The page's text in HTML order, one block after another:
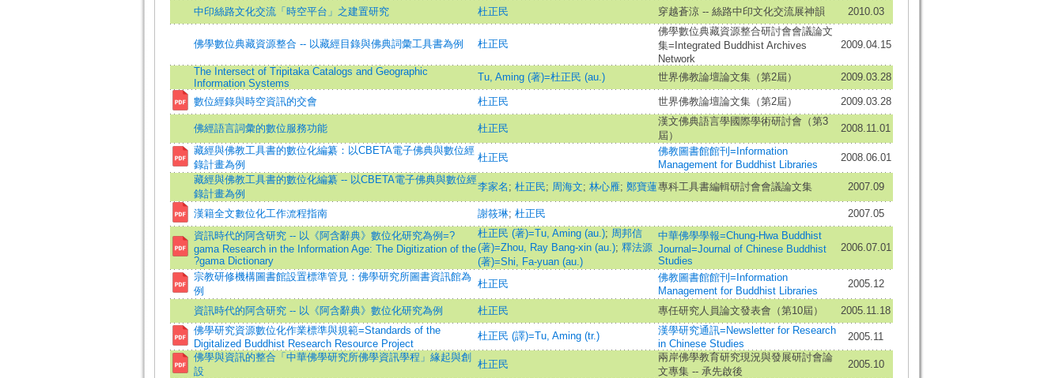
中印絲路文化交流「時空平台」之建置研究 杜正民 穿越蒼涼 -- 絲路中印文化交流展神韻 2010.03
佛學數位典藏資源整合 -- 以藏經目錄與佛典詞彙工具書為例 杜正民
佛學數位典藏資源整合研討會會議論文
集=Integrated Buddhist Archives
Network
2009.04.15
The Intersect of Tripitaka Catalogs and Geographic
Information Systems
Tu, Aming (著)=杜正民 (au.) 世界佛教論壇論文集（第2屆） 2009.03.28
數位經錄與時空資訊的交會 杜正民 世界佛教論壇論文集（第2屆） 2009.03.28
佛經語言詞彙的數位服務功能 杜正民
漢文佛典語言學國際學術研討會（第3
屆）
2008.11.01
藏經與佛教工具書的數位化編纂：以CBETA電子佛典與數位經
錄計畫為例
杜正民
佛教圖書館館刊=Information
Management for Buddhist Libraries
2008.06.01
藏經與佛教工具書的數位化編纂 -- 以CBETA電子佛典與數位經
錄計畫為例
李家名 ; 杜正民; 周海文; 林心雁; 鄭寶蓮專科工具書編輯研討會會議論文集 2007.09
漢籍全文數位化工作流程指南 謝筱琳; 杜正民
2007.05
資訊時代的阿含研究 -- 以《阿含辭典》數位化研究為例=?
gama Research in the Information Age: The Digitization of the
?gama Dictionary
杜正民 (著)=Tu, Aming (au.); 周邦信
(著)=Zhou, Ray Bang-xin (au.); 釋法源
(著)=Shi, Fa-yuan (au.)
中華佛學學報=Chung-Hwa Buddhist
Journal=Journal of Chinese Buddhist
Studies
2006.07.01
宗教研修機構圖書館設置標準管見：佛學研究所圖書資訊館為
例
杜正民
佛教圖書館館刊=Information
Management for Buddhist Libraries
2005.12
資訊時代的阿含研究 -- 以《阿含辭典》數位化研究為例 杜正民 專任研究人員論文發表會（第10屆）
2005.11.18
佛學研究資源數位化作業標準與規範=Standards of the
Digitalized Buddhist Research Resource Project
杜正民 (譯)=Tu, Aming (tr.)
漢學研究通訊=Newsletter for Research
in Chinese Studies
2005.11
佛學與資訊的整合「中華佛學研究所佛學資訊學程」緣起與創
設
杜正民
兩岸佛學教育研究現況與發展研討會論
文專集 -- 承先啟後
2005.10